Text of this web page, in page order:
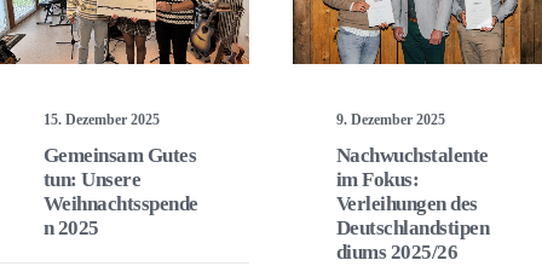
15. Dezember 2025
Gemeinsam Gutes
tun: Unsere
Weihnachtsspende
n 2025
9. Dezember 2025
Nachwuchstalente
im Fokus:
Verleihungen des
Deutschlandstipen
diums 2025/26